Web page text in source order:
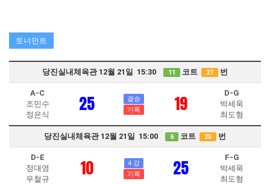
토너먼트
당진실내체육관 12월 21일 15:30 11 코트 27 번
A-C
조민수
정은식
25
결승
기록
19
D-G
박세욱
최도형
당진실내체육관 12월 21일 15:00 6 코트 25 번
D-E
정대영
우철규
10
4 강
기록
25
F-G
박세욱
최도형